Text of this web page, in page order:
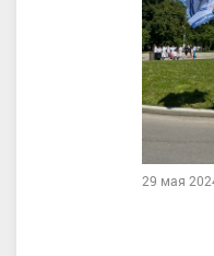
29 мая